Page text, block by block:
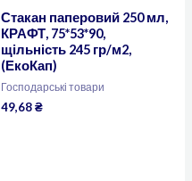
Стакан паперовий 250 мл,
КРАФТ, 75*53*90,
щільність 245 гр/м2,
(ЕкоКап)
Господарські товари
49,68₴